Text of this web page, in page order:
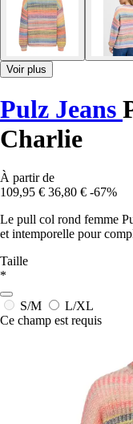
Voir plus
Pulz Jeans
Charlie
À partir de
109,95 € 36,80 € -67%
Le pull col rond femme
et intemporelle pour
Taille
*
S/M
L/XL
Ce champ est requis